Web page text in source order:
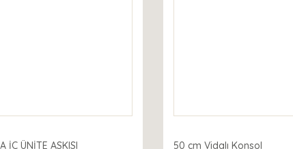
İÇ ÜNİTE ASKISI 50 cm Vidalı Konsol